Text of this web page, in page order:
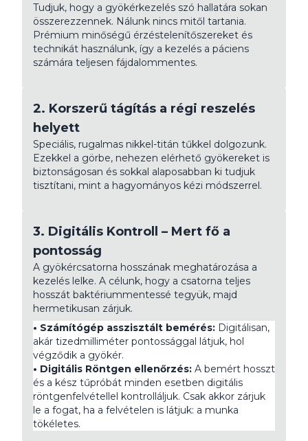
Tudjuk, hogy a gyökérkezelés szó hallatára sokan
összerezzennek. Nálunk nincs mitől tartania.
Prémium minőségű érzéstelenítőszereket és
technikát használunk, így a kezelés a páciens
számára teljesen fájdalommentes.
2. Korszerű tágítás a régi reszelés
helyett
Speciális, rugalmas nikkel-titán tűkkel dolgozunk.
Ezekkel a görbe, nehezen elérhető gyökereket is
biztonságosan és sokkal alaposabban ki tudjuk
tisztítani, mint a hagyományos kézi módszerrel.
3. Digitális Kontroll – Mert fő a
pontosság
A gyökércsatorna hosszának meghatározása a
kezelés lelke. A célunk, hogy a csatorna teljes
hosszát baktériummentessé tegyük, majd
hermetikusan zárjuk.
• Számítógép asszisztált bemérés: Digitálisan,
akár tizedmilliméter pontossággal látjuk, hol
végződik a gyökér.
• Digitális Röntgen ellenőrzés: A bemért hosszt
és a kész tűpróbát minden esetben digitális
röntgenfelvétellel kontrolláljuk. Csak akkor zárjuk
le a fogat, ha a felvételen is látjuk: a munka
tökéletes.